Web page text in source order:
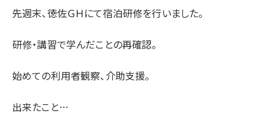
先週末、徳佐ＧＨにて宿泊研修を行いました。
研修・講習で学んだことの再確認。
始めての利用者観察、介助支援。
出来たこと…